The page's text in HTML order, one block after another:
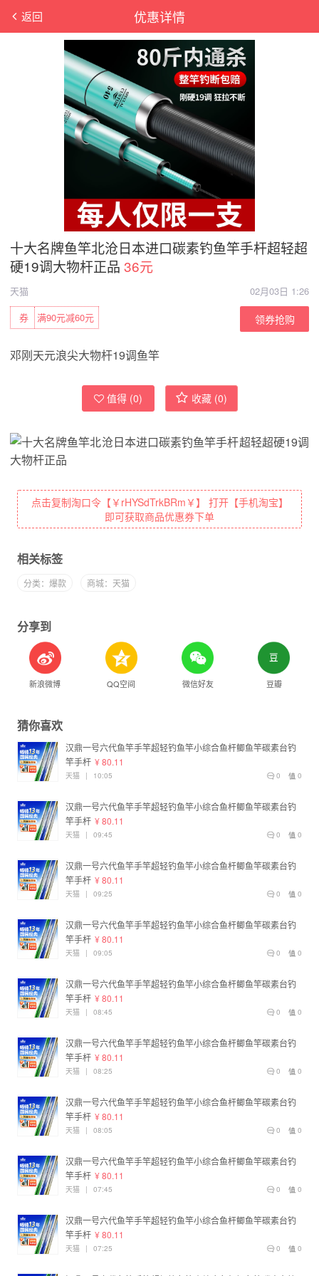
优惠详情
返回
十大名牌鱼竿北沧日本进口碳素钓鱼竿手杆超轻超
硬19调大物杆正品 36元
天猫
02月03日 1:26
满90元减60元
券 领券抢购
邓刚天元浪尖大物杆19调鱼竿
值得 (0) 收藏 (0)
点击复制淘口令【￥rHYSdTrkBRm￥】 打开【手机淘宝】
即可获取商品优惠券下单
相关标签
分类：爆款 商城：天猫
分享到
新浪微博 QQ空间 微信好友 豆瓣
猜你喜欢
汉鼎一号六代鱼竿手竿超轻钓鱼竿小综合鱼杆鲫鱼竿碳素台钓
竿手杆 ¥ 80.11
0
0
天猫 | 10:05
汉鼎一号六代鱼竿手竿超轻钓鱼竿小综合鱼杆鲫鱼竿碳素台钓
竿手杆 ¥ 80.11
0
0
天猫 | 09:45
汉鼎一号六代鱼竿手竿超轻钓鱼竿小综合鱼杆鲫鱼竿碳素台钓
竿手杆 ¥ 80.11
0
0
天猫 | 09:25
汉鼎一号六代鱼竿手竿超轻钓鱼竿小综合鱼杆鲫鱼竿碳素台钓
竿手杆 ¥ 80.11
0
0
天猫 | 09:05
汉鼎一号六代鱼竿手竿超轻钓鱼竿小综合鱼杆鲫鱼竿碳素台钓
竿手杆 ¥ 80.11
0
0
天猫 | 08:45
汉鼎一号六代鱼竿手竿超轻钓鱼竿小综合鱼杆鲫鱼竿碳素台钓
竿手杆 ¥ 80.11
0
0
天猫 | 08:25
汉鼎一号六代鱼竿手竿超轻钓鱼竿小综合鱼杆鲫鱼竿碳素台钓
竿手杆 ¥ 80.11
0
0
天猫 | 08:05
汉鼎一号六代鱼竿手竿超轻钓鱼竿小综合鱼杆鲫鱼竿碳素台钓
竿手杆 ¥ 80.11
0
0
天猫 | 07:45
汉鼎一号六代鱼竿手竿超轻钓鱼竿小综合鱼杆鲫鱼竿碳素台钓
竿手杆 ¥ 80.11
0
0
天猫 | 07:25